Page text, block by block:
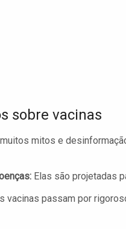
sobre vacinas
mitos e
Elas são projetadas
vacinas passam por